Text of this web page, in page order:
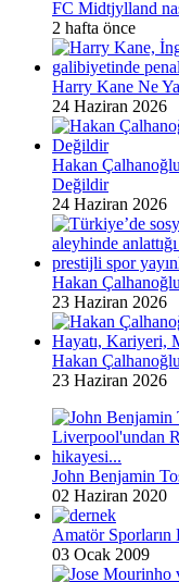
FC Midtjylland
2 hafta önce
Harry Kane Ne
24 Haziran 2026
Hakan
Değildir
24 Haziran 2026
Hakan
23 Haziran 2026
Hakan
23 Haziran 2026
John Benjamin
02 Haziran 2020
Amatör
03 Ocak 2009